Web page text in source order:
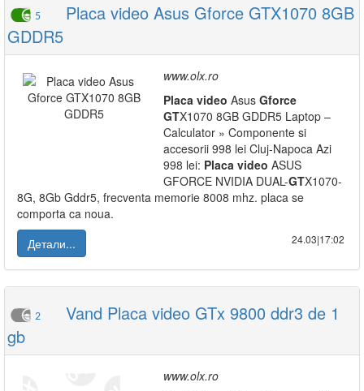
5
Placa video Asus Gforce GTX1070 8GB
GDDR5
www.olx.ro
Placa video Asus Gforce
GTX1070 8GB GDDR5 Laptop –
Calculator » Componente si
accesorii 998 lei Cluj-Napoca Azi
998 lei: Placa video ASUS
GFORCE NVIDIA DUAL-GTX1070-
8G, 8Gb Gddr5, frecventa memorie 8008 mhz. placa se
comporta ca noua.
Детали...
24.03|17:02
2
Vand Placa video GTx 9800 ddr3 de 1
gb
www.olx.ro